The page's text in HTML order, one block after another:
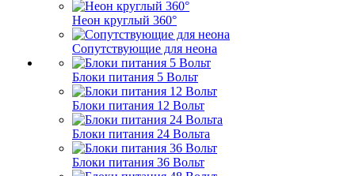
Неон круглый 360°
Сопутствующие для неона
Блоки питания 5 Вольт
Блоки питания 12 Вольт
Блоки питания 24 Вольта
Блоки питания 36 Вольт